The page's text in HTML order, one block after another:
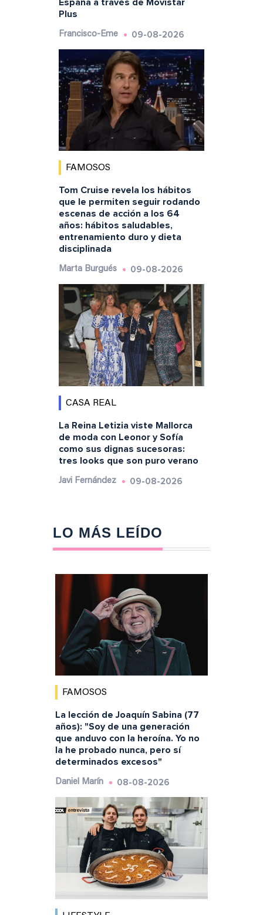
Plus
Francisco-Eme 09-08-2026
FAMOSOS
Tom Cruise revela los hábitos
que le permiten seguir rodando
escenas de acción a los 64
años: hábitos saludables,
entrenamiento duro y dieta
disciplinada
Marta Burgués 09-08-2026
CASA REAL
La Reina Letizia viste Mallorca
de moda con Leonor y Sofía
como sus dignas sucesoras:
tres looks que son puro verano
Javi Fernández 09-08-2026
LO MÁS LEÍDO
FAMOSOS
La lección de Joaquín Sabina (77
años): "Soy de una generación
que anduvo con la heroína. Yo no
la he probado nunca, pero sí
determinados excesos"
Daniel Marín 08-08-2026